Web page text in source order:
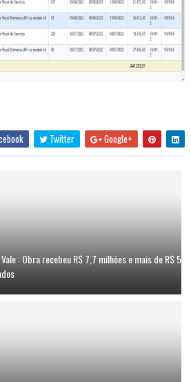
Twitter Google+
: Obra recebeu R$ 7,7 milhões e mais de R$ 5